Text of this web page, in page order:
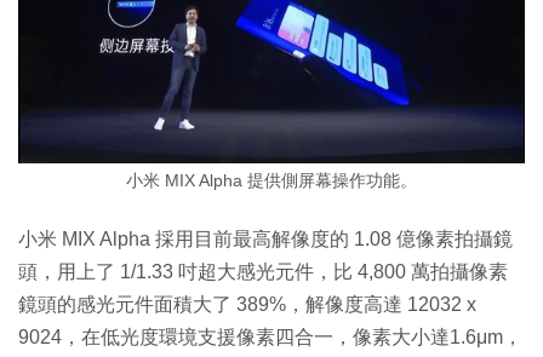
小米 MIX Alpha 提供側屏幕操作功能。
小米 MIX Alpha 採用目前最高解像度的 1.08 億像素拍攝鏡
頭，用上了 1/1.33 吋超大感光元件，比 4,800 萬拍攝像素
鏡頭的感光元件面積大了 389%，解像度高達 12032 x
9024，在低光度環境支援像素四合一，像素大小達1.6μm，